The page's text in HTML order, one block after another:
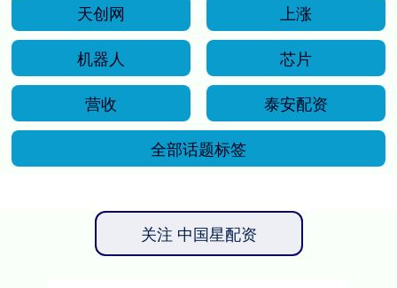
天创网
上涨
机器人
芯片
营收
泰安配资
全部话题标签
关注 中国星配资